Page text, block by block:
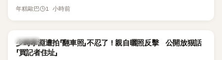
堪回首的戀愛經歷，自爆曾遭前女友過度控制，不僅走到哪都
年糕歐巴 1 小時前
K-POP
少時孝淵遭拍「翻車照」不忍了！親自曬照反擊 公開放狠話
「買記者住址」